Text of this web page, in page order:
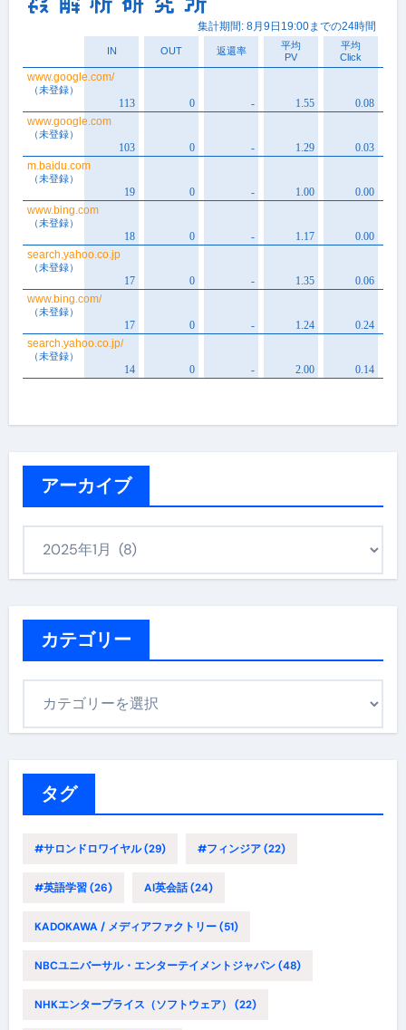
アーカイブ
カテゴリー
タグ
#サロンドロワイヤル(29) #フィンジア(22)
#英語学習(26) AI英会話(24)
KADOKAWA / メディアファクトリー(51)
NBCユニバーサル・エンターテイメントジャパン(48)
NHKエンタープライス（ソフトウェア） (22)